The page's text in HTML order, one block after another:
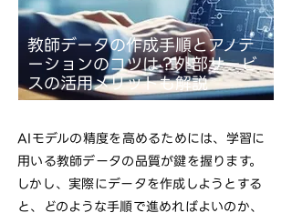
教師データの作成手順とアノテ
ーションのコツは？外部サービ
スの活用メリットも解説
AIモデルの精度を高めるためには、学習に
用いる教師データの品質が鍵を握ります。
しかし、実際にデータを作成しようとする
と、どのような手順で進めればよいのか、